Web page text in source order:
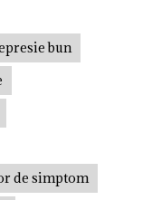
bun
de simptom